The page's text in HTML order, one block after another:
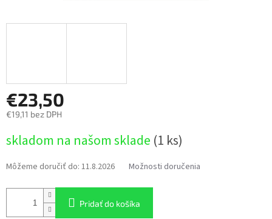
€23,50
€19,11 bez DPH
cena:
skladom na našom sklade (1 ks)
Môžeme doručiť do: 11.8.2026 Možnosti doručenia
Pridať do košíka